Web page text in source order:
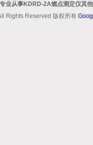
业从事KDRD-2A燃点测定仪其
Rights Reserved 版权所有